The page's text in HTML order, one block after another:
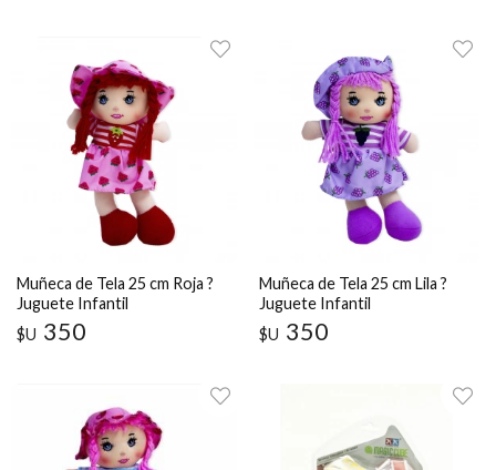
Muñeca de Tela 25 cm Roja ?
Juguete Infantil
$U 350
Muñeca de Tela 25 cm Lila ?
Juguete Infantil
$U 350